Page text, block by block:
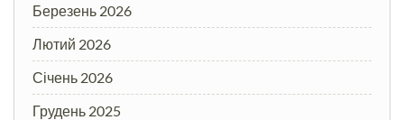
Березень 2026
Лютий 2026
Січень 2026
Грудень 2025